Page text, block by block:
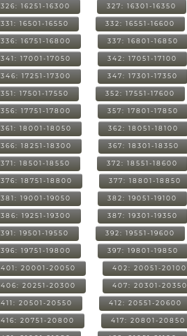
326: 16251-16300 327: 16301-16350
331: 16501-16550 332: 16551-16600
336: 16751-16800 337: 16801-16850
341: 17001-17050 342: 17051-17100
346: 17251-17300 347: 17301-17350
351: 17501-17550 352: 17551-17600
356: 17751-17800 357: 17801-17850
361: 18001-18050 362: 18051-18100
366: 18251-18300 367: 18301-18350
371: 18501-18550 372: 18551-18600
376: 18751-18800 377: 18801-18850
381: 19001-19050 382: 19051-19100
386: 19251-19300 387: 19301-19350
391: 19501-19550 392: 19551-19600
396: 19751-19800 397: 19801-19850
401: 20001-20050 402: 20051-20100
406: 20251-20300 407: 20301-20350
411: 20501-20550 412: 20551-20600
416: 20751-20800 417: 20801-20850